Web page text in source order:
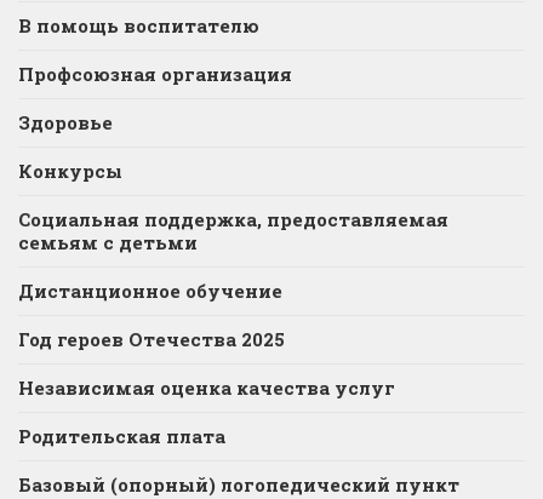
В помощь воспитателю
Профсоюзная организация
Здоровье
Конкурсы
Социальная поддержка, предоставляемая
семьям с детьми
Дистанционное обучение
Год героев Отечества 2025
Независимая оценка качества услуг
Родительская плата
Базовый (опорный) логопедический пункт